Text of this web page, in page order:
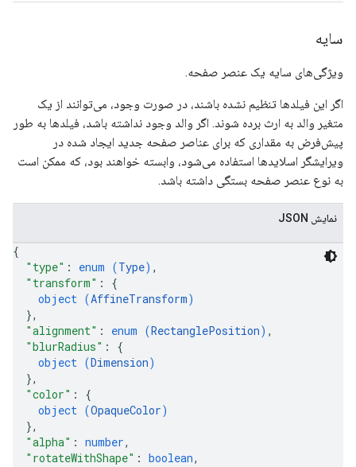
سایه
ویژگی‌های سایه یک عنصر صفحه.
اگر این فیلدها تنظیم نشده باشند، در صورت وجود، می‌توانند از یک
متغیر والد به ارث برده شوند. اگر والد وجود نداشته باشد، فیلدها به طور
پیش‌فرض به مقداری که برای عناصر صفحه جدید ایجاد شده در
ویرایشگر اسلایدها استفاده می‌شود، وابسته خواهند بود، که ممکن است
به نوع عنصر صفحه بستگی داشته باشد.
نمایش JSON
{
"type" : enum (Type) ,
"transform" : {
object (AffineTransform)
},
"alignment" : enum (RectanglePosition) ,
"blurRadius" : {
object (Dimension)
},
"color" : {
object (OpaqueColor)
},
"alpha" : number,
"rotateWithShape" : boolean,